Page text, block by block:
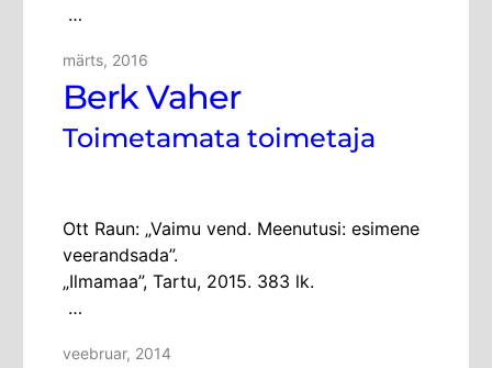
…
märts, 2016
Berk Vaher
Toimetamata toimetaja
Ott Raun: „Vaimu vend. Meenutusi: esimene
veerandsada”.
„Ilmamaa”, Tartu, 2015. 383 lk.
…
veebruar, 2014